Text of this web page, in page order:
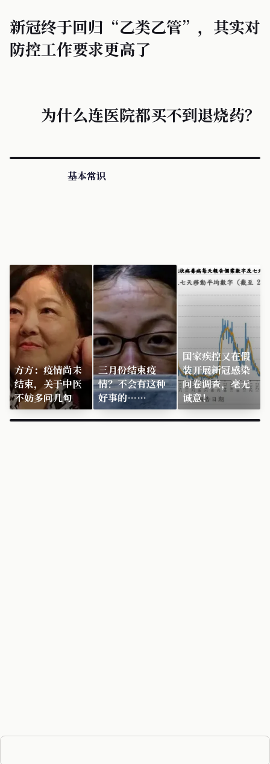
新冠终于回归“乙类乙管”，其实对
防控工作要求更高了
为什么连医院都买不到退烧药？
基本常识
方方：疫情尚未
结束，关于中医
不妨多问几句
三月份结束疫
情？不会有这种
好事的……
国家疾控又在假
装开展新冠感染
问卷调查，毫无
诚意！